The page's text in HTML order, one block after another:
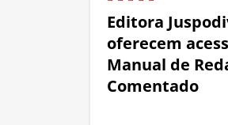
Editora
oferecem
Manual de
Comentado